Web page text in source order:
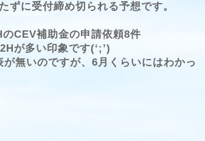
ずに受付締め切られる予想です。
CEV補助金の申請依頼8件
が多い印象です(‘;’)
無いのですが、6月くらいにはわかっ